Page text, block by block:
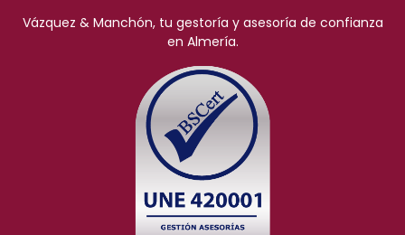
Vázquez & Manchón, tu gestoría y asesoría de confianza
en Almería.